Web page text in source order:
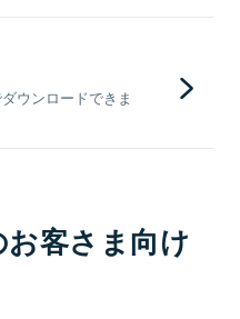
ウンロードできま
客さま向け